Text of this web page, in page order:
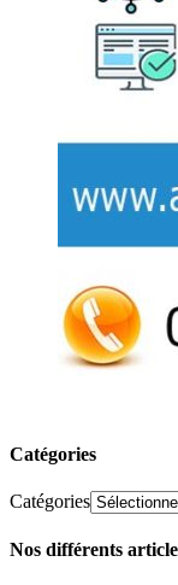
Catégories
Catégories
Nos différents